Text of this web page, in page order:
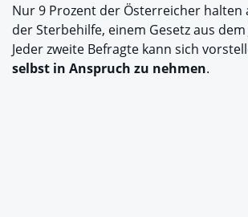
Nur 9 Prozent der Österreicher halten
der Sterbehilfe, einem Gesetz aus dem
Jeder zweite Befragte kann sich
selbst in Anspruch zu nehmen.